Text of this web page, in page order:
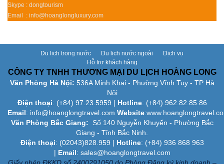
Skype : dongtourism
Email : info@hoanglongluxury.com
Du lịch trong nước Du lịch nước ngoài
Dịch vụ
Hỗ trợ khách hàng
CÔNG TY TNHH THƯƠNG MẠI DU LỊCH HOÀNG LONG
Văn Phòng Hà Nội: 536A Minh Khai - Phường Vĩnh Tuy - TP Hà
Nội
Điện thoại: (+84) 97.23.5959 | Hotline: (+84) 962.82.85.86
Email: info@hoanglongtravel.com Website:www.
Văn Phòng Bắc Giang: Số 140 Nguyễn Khuyến - Phường Bắc
Giang - Tỉnh Bắc Ninh.
Điện thoại: (02043)828.959 | Hotline: (+84) 936 868 963
| Email: sales@hoanglongtravel.com